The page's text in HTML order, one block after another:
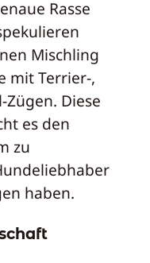
Rasse
Mischling
mit Terrier-,
Zügen. Diese
es den
zu
haben.